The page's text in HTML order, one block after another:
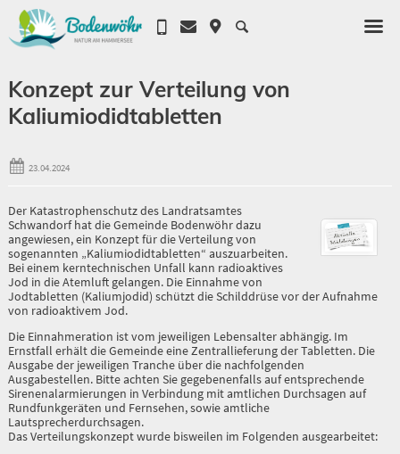
Konzept zur Verteilung von
Kaliumiodidtabletten
23.04.2024
Der Katastrophenschutz des Landratsamtes
Schwandorf hat die Gemeinde Bodenwöhr dazu
angewiesen, ein Konzept für die Verteilung von
sogenannten „Kaliumiodidtabletten“ auszuarbeiten.
Bei einem kerntechnischen Unfall kann radioaktives
Jod in die Atemluft gelangen. Die Einnahme von
Jodtabletten (Kaliumjodid) schützt die Schilddrüse vor der Aufnahme
von radioaktivem Jod.
Die Einnahmeration ist vom jeweiligen Lebensalter abhängig. Im
Ernstfall erhält die Gemeinde eine Zentrallieferung der Tabletten. Die
Ausgabe der jeweiligen Tranche über die nachfolgenden
Ausgabestellen. Bitte achten Sie gegebenenfalls auf entsprechende
Sirenenalarmierungen in Verbindung mit amtlichen Durchsagen auf
Rundfunkgeräten und Fernsehen, sowie amtliche
Lautsprecherdurchsagen.
Das Verteilungskonzept wurde bisweilen im Folgenden ausgearbeitet: